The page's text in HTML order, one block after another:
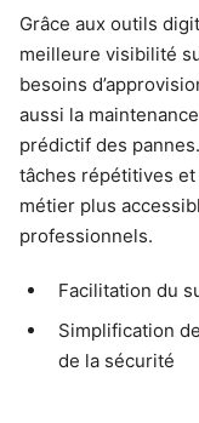
Grâce aux outils
meilleure visibilité
besoins
aussi la
prédictif des
tâches répétitives
métier plus
professionnels.
Facilitation du
Simplification
de la sécurité